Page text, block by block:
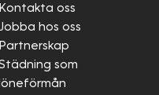
Kontakta oss
hos oss
Partnerskap
som